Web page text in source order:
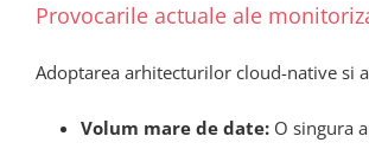
Provocarile actuale ale
Adoptarea arhitecturilor cloud-native si
Volum mare de date:O singura